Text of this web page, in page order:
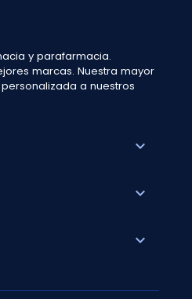
y parafarmacia.
marcas. Nuestra mayor
a nuestros
expand_more
expand_more
expand_more